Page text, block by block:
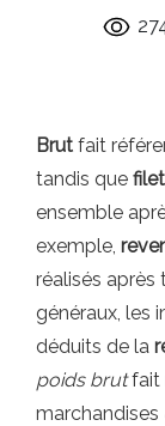
Brut fait
tandis que filet
ensemble
exemple,
réalisés après
généraux, les
déduits de la
poids brutfait
marchandises